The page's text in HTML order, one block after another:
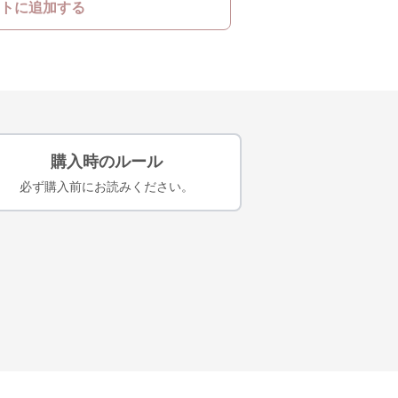
に追加する
購入時のルール
必ず購入前にお読みください。